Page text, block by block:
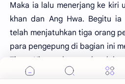
Maka ia lalu menerjang ke kiri
khan dan Ang Hwa. Begitu ia
telah menjatuhkan tiga orang
para pengepung di bagian ini
Tiong Kiat melompat ke
serta merobohkan para